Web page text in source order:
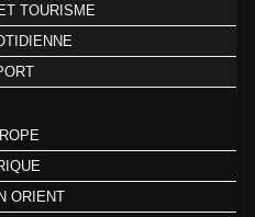
TOURISME
ORIENT